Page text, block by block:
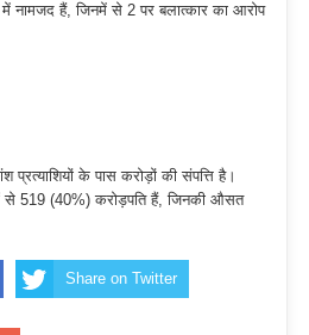
नामजद हैं, जिनमें से 2 पर बलात्कार का आरोप
के पास करोड़ों की संपत्ति है।
से 519 (40%) करोड़पति हैं, जिनकी औसत
Share on Twitter